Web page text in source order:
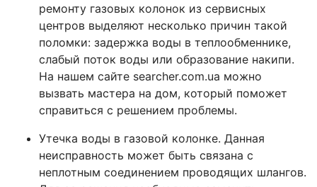
ремонту газовых колонок из сервисных
центров выделяют несколько причин такой
поломки: задержка воды в теплообменнике,
слабый поток воды или образование накипи.
На нашем сайте searcher.com.ua можно
вызвать мастера на дом, который поможет
справиться с решением проблемы.
Утечка воды в газовой колонке. Данная
неисправность может быть связана с
неплотным соединением проводящих шлангов.